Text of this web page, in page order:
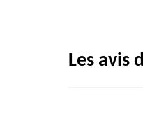
Les avis